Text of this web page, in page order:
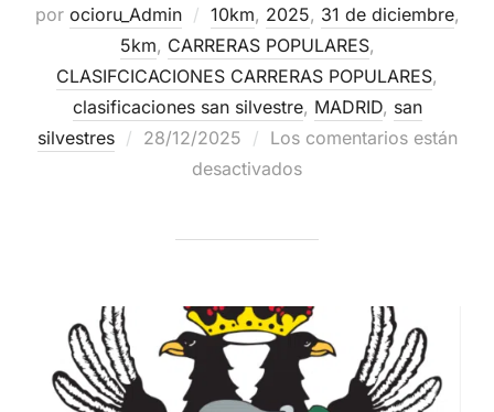
por ocioru_Admin 10km, 2025, 31 de diciembre,
5km, CARRERAS POPULARES,
CLASIFCICACIONES CARRERAS POPULARES,
clasificaciones san silvestre, MADRID, san
silvestres
28/12/2025
Los comentarios están
desactivados